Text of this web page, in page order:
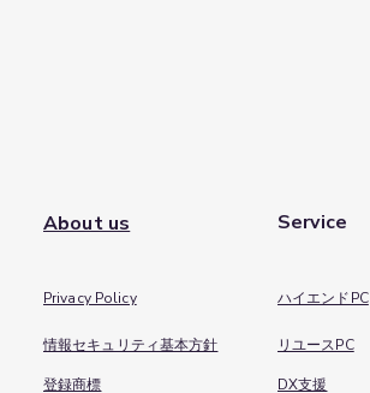
About us
Privacy Policy
​情報セキュリティ基本方針
登録商標
Service
​ハイエンドPC
リユースPC
DX支援